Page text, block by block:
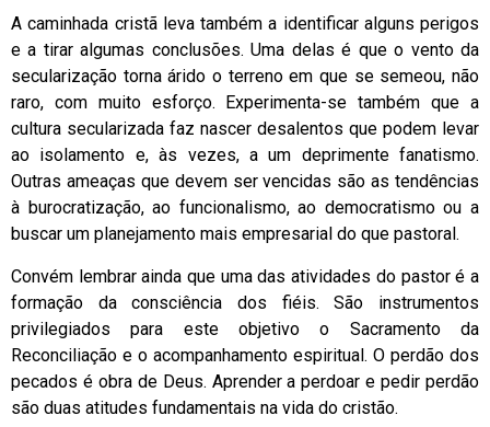
A caminhada cristã leva também a identificar alguns perigos
e a tirar algumas conclusões. Uma delas é que o vento da
secularização torna árido o terreno em que se semeou, não
raro, com muito esforço. Experimenta-se também que a
cultura secularizada faz nascer desalentos que podem levar
ao isolamento e, às vezes, a um deprimente fanatismo.
Outras ameaças que devem ser vencidas são as tendências
à burocratização, ao funcionalismo, ao democratismo ou a
buscar um planejamento mais empresarial do que pastoral.
Convém lembrar ainda que uma das atividades do pastor é a
formação da consciência dos fiéis. São instrumentos
privilegiados para este objetivo o Sacramento da
Reconciliação e o acompanhamento espiritual. O perdão dos
pecados é obra de Deus. Aprender a perdoar e pedir perdão
são duas atitudes fundamentais na vida do cristão.